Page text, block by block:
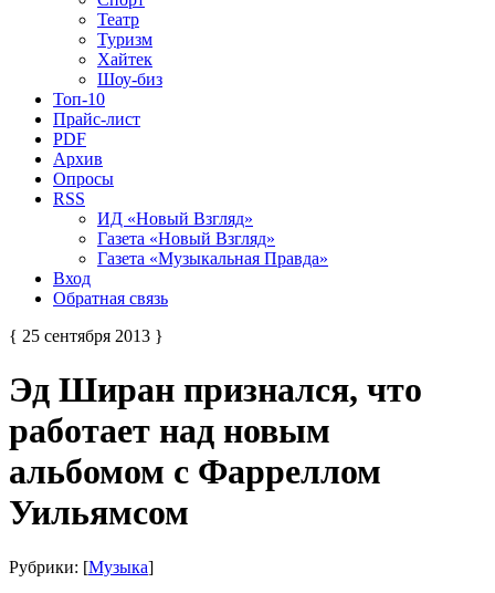
Театр
Туризм
Хайтек
Шоу-биз
Топ-10
Прайс-лист
PDF
Архив
Опросы
RSS
ИД «Новый Взгляд»
Газета «Новый Взгляд»
Газета «Музыкальная Правда»
Вход
Обратная связь
{ 25 сентября 2013 }
Эд Ширан признался, что
работает над новым
альбомом с Фарреллом
Уильямсом
Рубрики: [Музыка]